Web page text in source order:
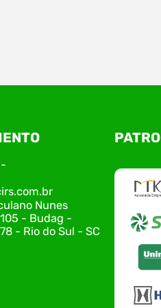
representantes e equipe
executivo da ACIRS,
Nunes
- Budag -
- Rio do Sul - SC